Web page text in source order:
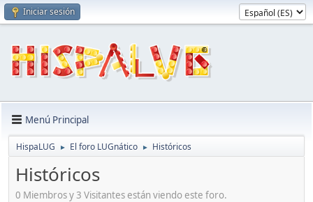
Iniciar sesión
Menú Principal
HispaLUG ► El foro LUGnático ► Históricos
Históricos
0 Miembros y 3 Visitantes están viendo este foro.